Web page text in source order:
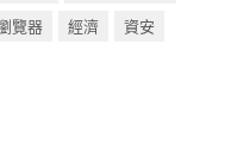
覽器 經濟
資安